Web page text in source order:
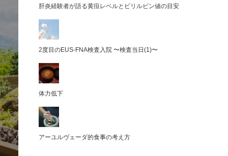
肝炎経験者が語る黄疸レベルとビリルビン値の目安
2度目のEUS-FNA検査入院 〜検査当日(1)〜
体力低下
アーユルヴェーダ的食事の考え方